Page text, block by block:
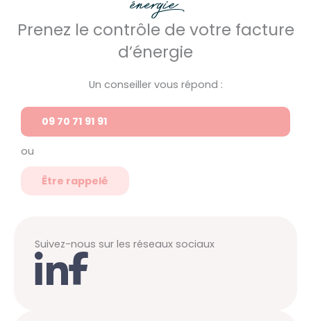
Prenez le contrôle de votre facture
d’énergie
Un conseiller vous répond :
09 70 71 91 91
ou
Être rappelé
Suivez-nous sur les réseaux sociaux